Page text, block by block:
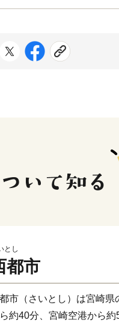
とし
都市
市（さいとし）は宮崎
約40分、宮崎空港から約